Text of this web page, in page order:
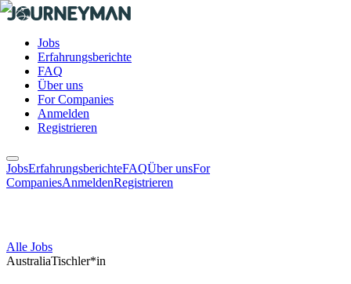
Jobs
Erfahrungsberichte
FAQ
Über uns
For Companies
Anmelden
Registrieren
JobsErfahrungsberichteFAQÜber unsFor
CompaniesAnmeldenRegistrieren
Alle Jobs
AustraliaTischler*in